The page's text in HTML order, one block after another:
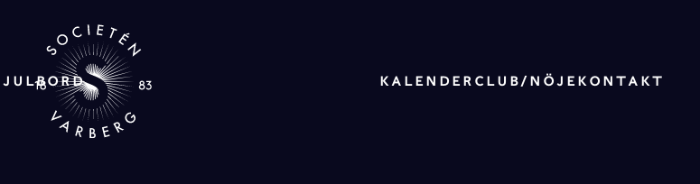
JULBORD KALENDER CLUB/NÖJE KONTAKT